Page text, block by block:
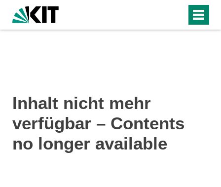
Inhalt nicht mehr
verfügbar – Contents
no longer available